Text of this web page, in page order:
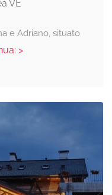
VE
e Adriano, situato
>